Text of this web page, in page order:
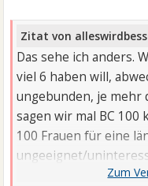
Zitat von
Das sehe ich anders.
viel 6 haben will,
ungebunden, je mehr
sagen wir mal BC 100
100 Frauen für eine
ungeeignet/
beschließt sich mal